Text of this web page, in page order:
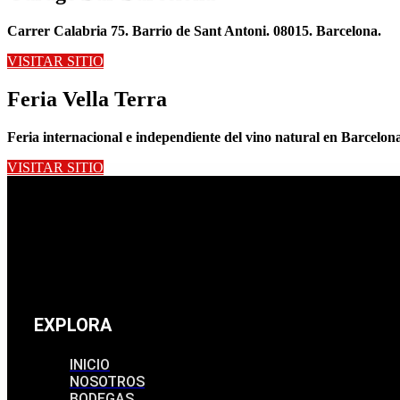
Carrer Calabria 75. Barrio de Sant Antoni. 08015. Barcelona.
VISITAR SITIO
Feria Vella Terra
Feria internacional e independiente del vino natural en
VISITAR SITIO
EXPLORA
INICIO
NOSOTROS